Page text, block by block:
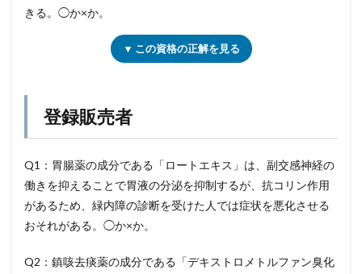
きる。◯か×か。
▼ この資格の正解を見る
登録販売者
Q1：胃腸薬の成分である「ロートエキス」は、副交感神経の
働きを抑えることで胃液の分泌を抑制するが、抗コリン作用
があるため、緑内障の診断を受けた人では症状を悪化させる
おそれがある。◯か×か。
Q2：鎮咳去痰薬の成分である「デキストロメトルファン臭化